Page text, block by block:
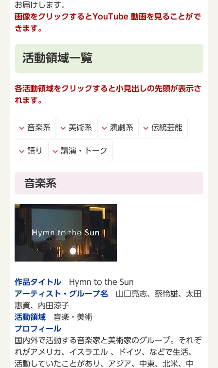
お届けします。
画像をクリックするとYouTube 動画を見ることがで
きます。
活動領域一覧
各活動領域をクリックすると小見出しの先頭が表示さ
れます。
音楽系 美術系 演劇系 伝統芸能
語り 講演・トーク
音楽系
作品タイトル Hymn to the Sun
アーティスト・グループ名 山口亮志、蔡怜雄、太田
惠資、内田涼子
活動領域 音楽・美術
プロフィール
国内外で活動する音楽家と美術家のグループ。それぞ
れがアメリカ、イスラエル 、ドイツ、などで生活、
活動していたことがあり、アジア、中東、北米、中